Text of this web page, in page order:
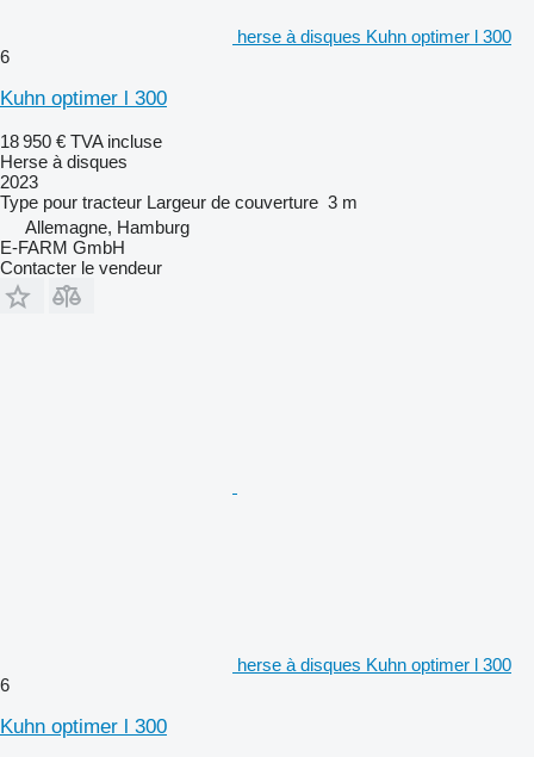
herse à disques Kuhn optimer l 300
6
Kuhn optimer l 300
18 950 € TVA incluse
Herse à disques
2023
Type pour tracteur Largeur de couverture 3 m
Allemagne, Hamburg
E-FARM GmbH
Contacter le vendeur
herse à disques Kuhn optimer l 300
6
Kuhn optimer l 300